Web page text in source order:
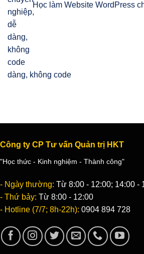
Học làm Website WordPress
dàng, không code
Công ty CP Tư vấn Quản trị HKT
"Học thức - Kinh nghiệm - Thành công"
- Ngày thường: Từ 8:00 - 12:00; 14:00 -
- Thứ bảy: Từ 8:00 - 12:00
- Hotline (7/7; 8h-22h): 0904 894 728